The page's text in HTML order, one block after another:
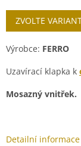
Měrná
cena:
ZVOLTE
Výrobce: FERRO
Uzavírací klapka k
Mosazný vnitřek.
Detailní informace